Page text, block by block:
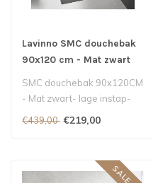
Lavinno SMC douchebak
90x120 cm - Mat zwart
SMC douchebak 90x120CM
- Mat zwart- lage instap-
€439,00 €219,00